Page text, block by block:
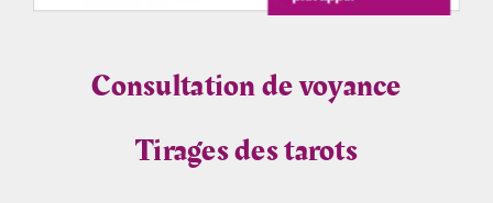
Consultation de voyance
Tirages des tarots